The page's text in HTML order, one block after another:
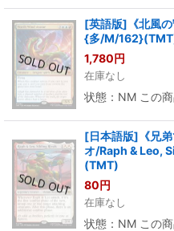
[英語版]《北風
{多/M/
1,780円
在庫なし
状態：NM この商
[日本語版]《兄
オ/Raph & Leo,
(TMT)
80円
在庫なし
状態：NM この商